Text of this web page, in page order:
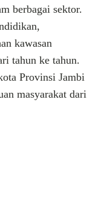
berbagai sektor.
kawasan
tahun ke tahun.
Provinsi Jambi
masyarakat dari